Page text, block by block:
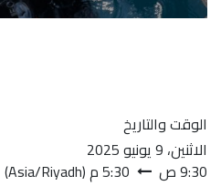
الوقت والتاريخ
الاثنين، 9 يونيو 2025
9:30 ص
5:30 م (
Asia/Riyadh
)